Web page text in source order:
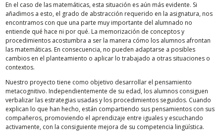
En el caso de las matemáticas, esta situación es aún más evidente. Si
añadimos a esto, el grado de abstracción requerido en la asignatura, nos
encontramos con que una parte muy importante del alumnado no
entiende qué hace ni por qué. La memorización de conceptos y
procedimientos acostumbra a ser la manera cómo los alumnos afrontan
las matemáticas. En consecuencia, no pueden adaptarse a posibles
cambios en el planteamiento o aplicar lo trabajado a otras situaciones o
contextos.
Nuestro proyecto tiene como objetivo desarrollar el pensamiento
metacognitivo. Independientemente de su edad, los alumnos consiguen
verbalizar las estrategias usadas y los procedimientos seguidos. Cuando
explican lo que han hecho, están compartiendo sus pensamientos con sus
compañeros, promoviendo el aprendizaje entre iguales y escuchando
activamente, con la consiguiente mejora de su competencia lingüística.